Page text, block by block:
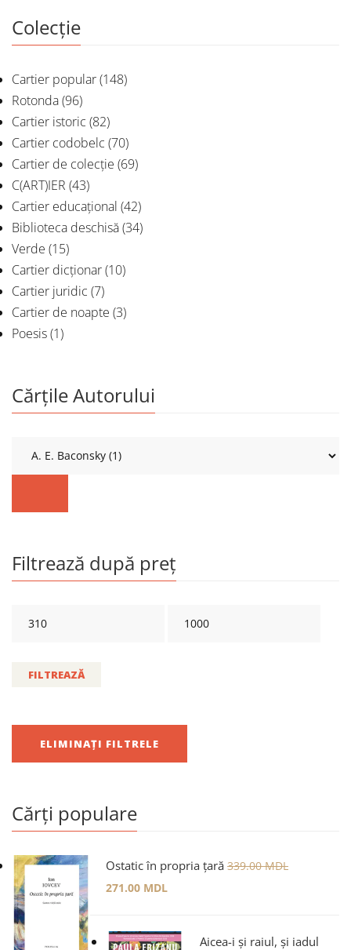
Colecție
Cartier popular(148)
Rotonda(96)
Cartier istoric (82)
Cartier codobelc (70)
Cartier de colecție (69)
C(ART)IER (43)
Cartier educațional (42)
Biblioteca deschisă(34)
Verde (15)
Cartier dicționar(10)
Cartier juridic (7)
Cartier de noapte (3)
Poesis(1)
Cărțile Autorului
Filtrează după preț
FILTREAZĂ
ELIMINAȚI FILTRELE
Cărți populare
Ostatic în propria țară 339.00MDL
271.00 MDL
Aicea-i și raiul, și iadul